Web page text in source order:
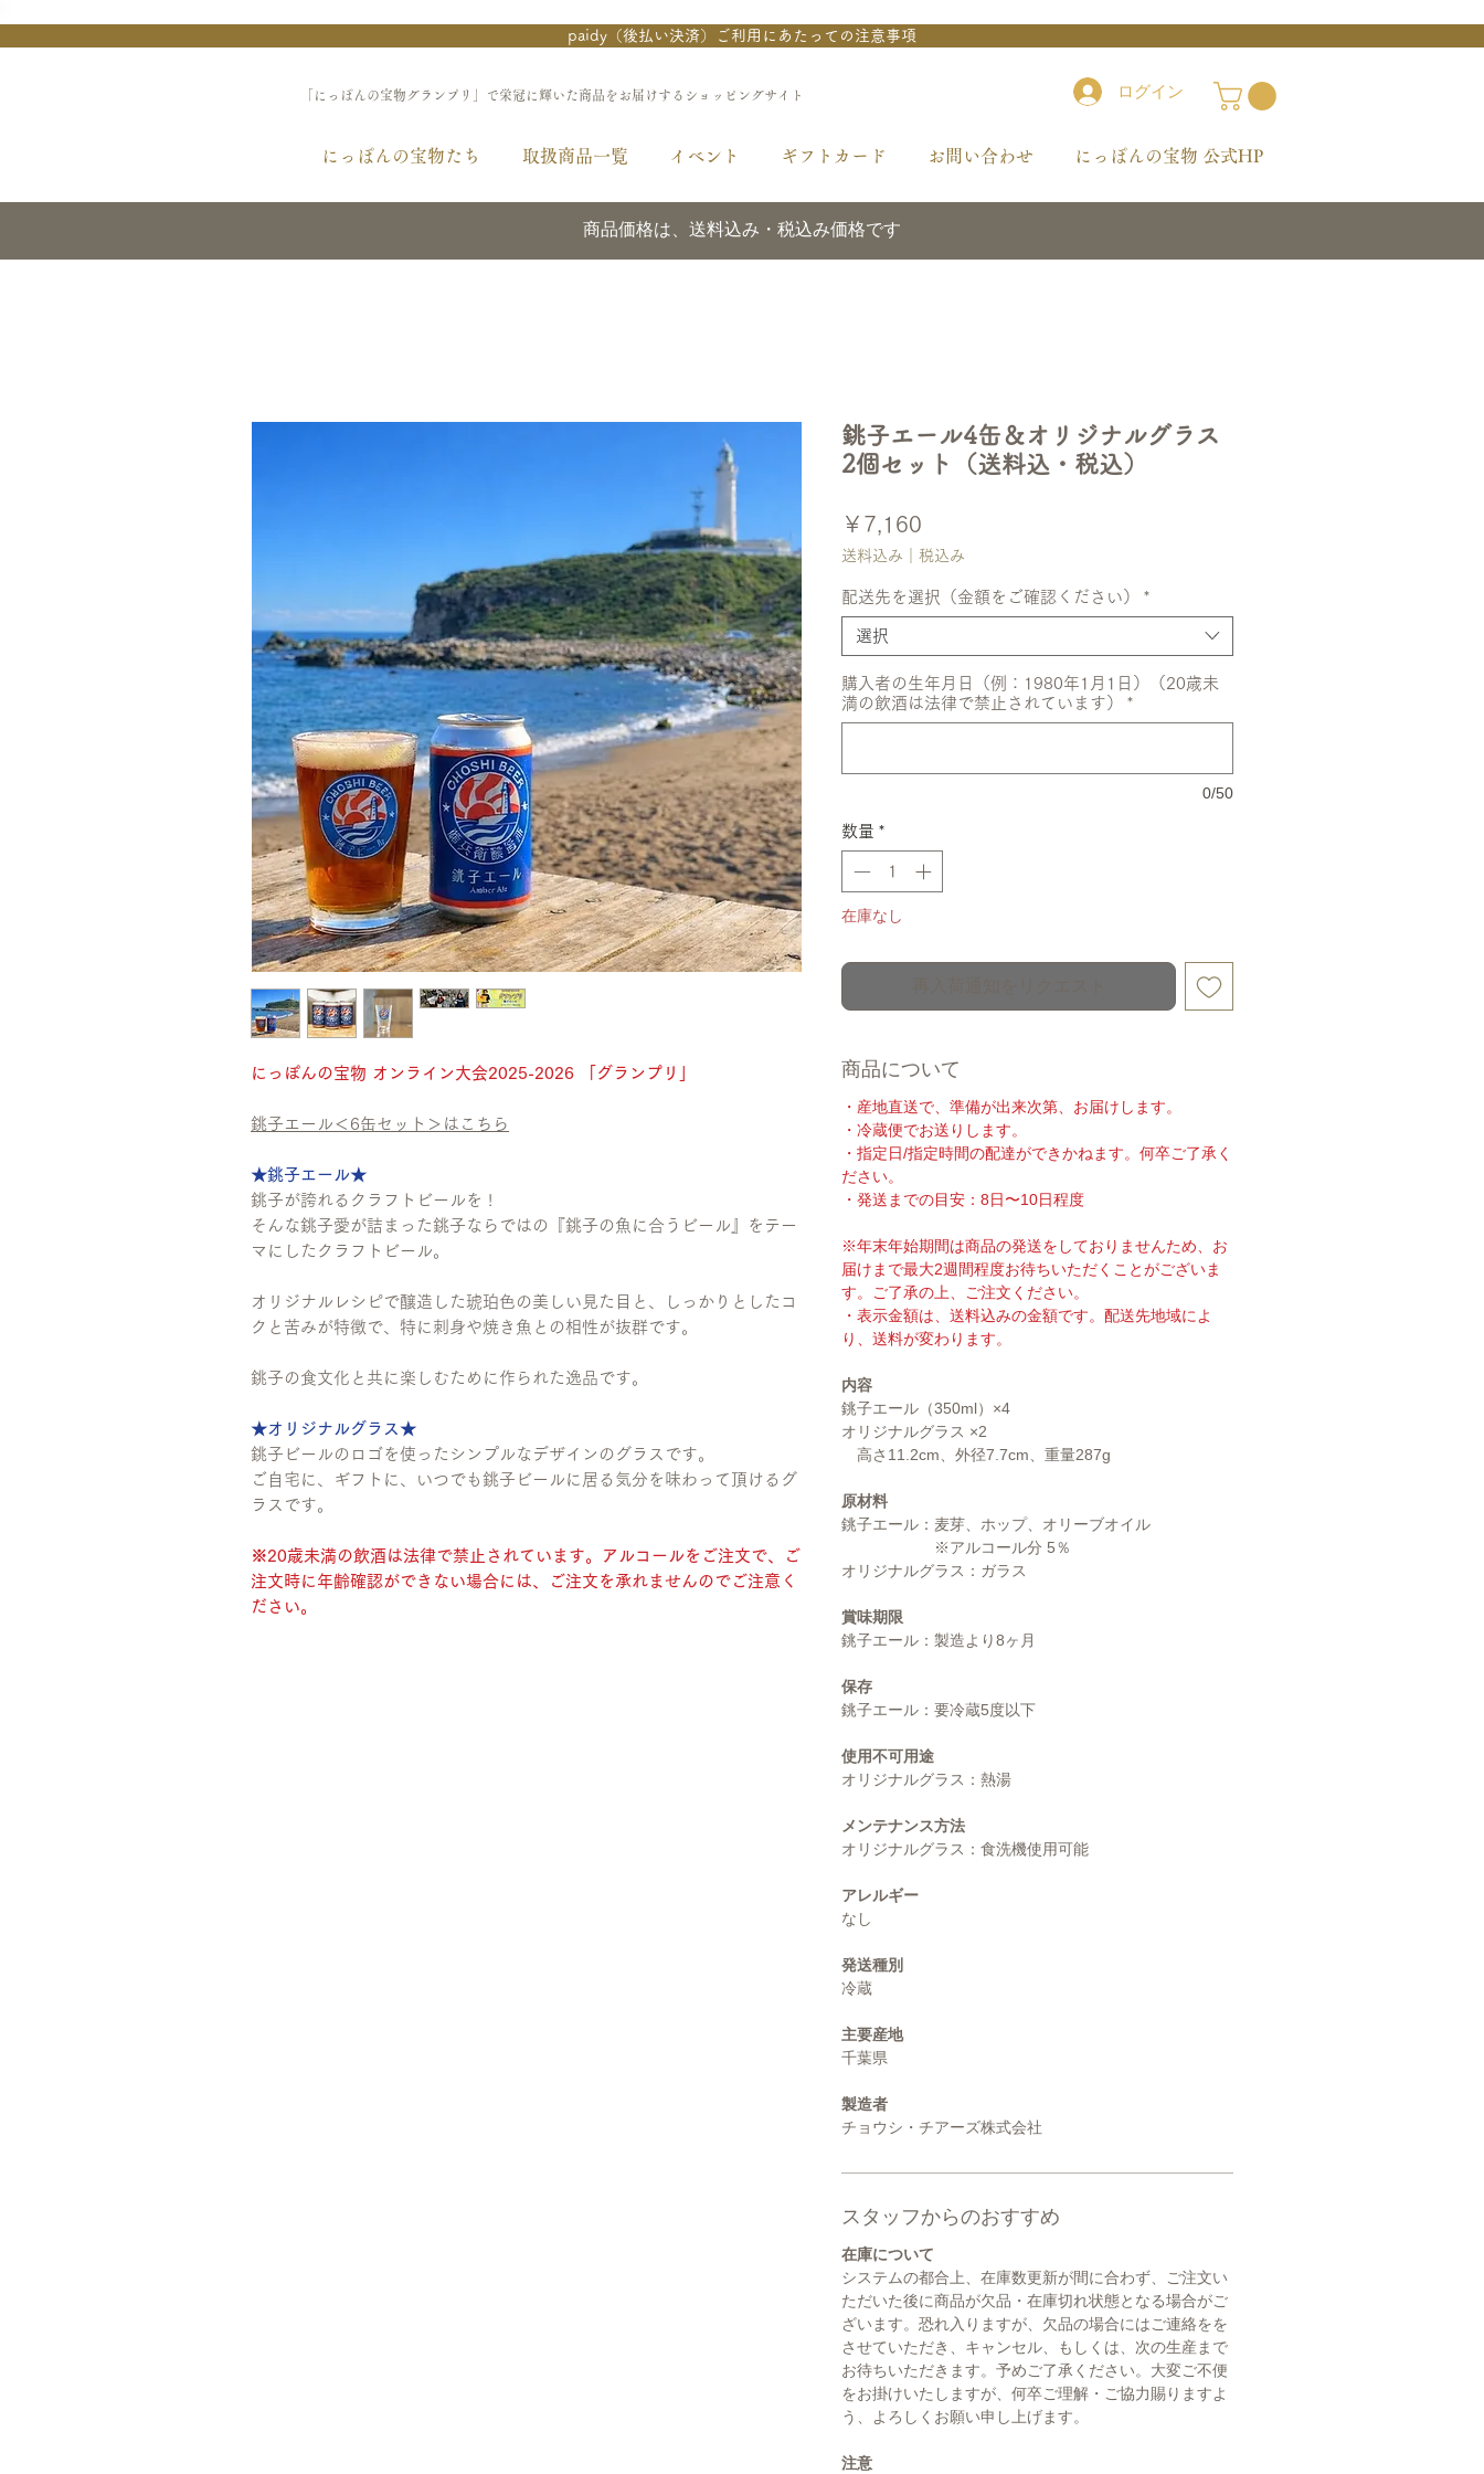
paidy（後払い決済）ご利用にあたっての注意事項
「にっぽんの宝物グランプリ」で栄冠に輝いた商品をお届けするショッピングサイト ログイン
にっぽんの宝物たち 取扱商品一覧 イベント ギフトカード お問い合わせ にっぽんの宝物 公式HP
商品価格は、送料込み・税込み価格です
にっぽんの宝物 オンライン大会2025-2026 「グランプリ」
銚子エール＜6缶セット＞はこちら
★銚子エール★
銚子が誇れるクラフトビールを !
そんな銚子愛が詰まった銚子ならではの『銚子の魚に合うビール』をテー
マにしたクラフトビール。
オリジナルレシピで醸造した琥珀色の美しい見た目と、しっかりとしたコ
クと苦みが特徴で、特に刺身や焼き魚との相性が抜群です。
銚子の食文化と共に楽しむために作られた逸品です。
★オリジナルグラス★
銚子ビールのロゴを使ったシンプルなデザインのグラスです。
ご自宅に、ギフトに、いつでも銚子ビールに居る気分を味わって頂けるグ
ラスです。
※20歳未満の飲酒は法律で禁止されています。アルコールをご注文で、ご
注文時に年齢確認ができない場合には​、ご注文を承れませんのでご注意く
ださい。
銚子エール4缶＆オリジナルグラス
2個セット（送料込・税込）
￥7,160
格
送料込み｜税込み
配送先を選択（金額をご確認ください） *
選択
購入者の生年月日（例：1980年1月1日）（20歳未
満の飲酒は法律で禁止されています）
*
0/50
数量 *
在庫なし
商品について
・産地直送で、準備が出来次第、お届けします。
・冷蔵便でお送りします。
・指定日/指定時間の配達ができかねます。何卒ご了承く
ださい。
・発送までの目安：8日〜10日程度
※年末年始期間は商品の発送をしておりませんため、お
届けまで最大2週間程度お待ちいただくことがございま
す。ご了承の上、ご注文ください。
・表示金額は、送料込みの金額です。配送先地域によ
り、送料が変わります。
内容
銚子エール（350ml）×4
オリジナルグラス ×2
高さ11.2cm、外径7.7cm、重量287g
原材料
銚子エール：麦芽、ホップ、オリーブオイル
※アルコール分 5％
オリジナルグラス：ガラス
賞味期限
銚子エール：製造より8ヶ月
保存
銚子エール：要冷蔵5度以下
使用不可用途
オリジナルグラス：熱湯
メンテナンス方法
オリジナルグラス：食洗機使用可能
アレルギー
なし
発送種別
冷蔵
主要産地
千葉県
製造者
チョウシ・チアーズ株式会社
スタッフからのおすすめ
在庫について
システムの都合上、在庫数更新が間に合わず、ご注文い
ただいた後に商品が欠品・在庫切れ状態となる場合がご
ざいます。恐れ入りますが、欠品の場合にはご連絡をを
させていただき、キャンセル、もしくは、次の生産まで
お待ちいただきます。予めご了承ください。大変ご不便
をお掛けいたしますが、何卒ご理解・ご協力賜りますよ
う、よろしくお願い申し上げます。
注意